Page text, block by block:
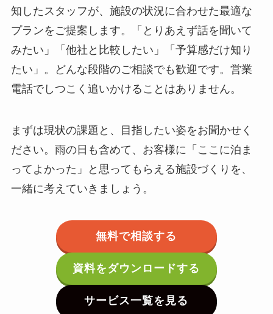
知したスタッフが、施設の状況に合わせた最適な
プランをご提案します。「とりあえず話を聞いて
みたい」「他社と比較したい」「予算感だけ知り
たい」。どんな段階のご相談でも歓迎です。営業
電話でしつこく追いかけることはありません。
まずは現状の課題と、目指したい姿をお聞かせく
ださい。雨の日も含めて、お客様に「ここに泊ま
ってよかった」と思ってもらえる施設づくりを、
一緒に考えていきましょう。
無料で相談する
資料をダウンロードする
サービス一覧を見る